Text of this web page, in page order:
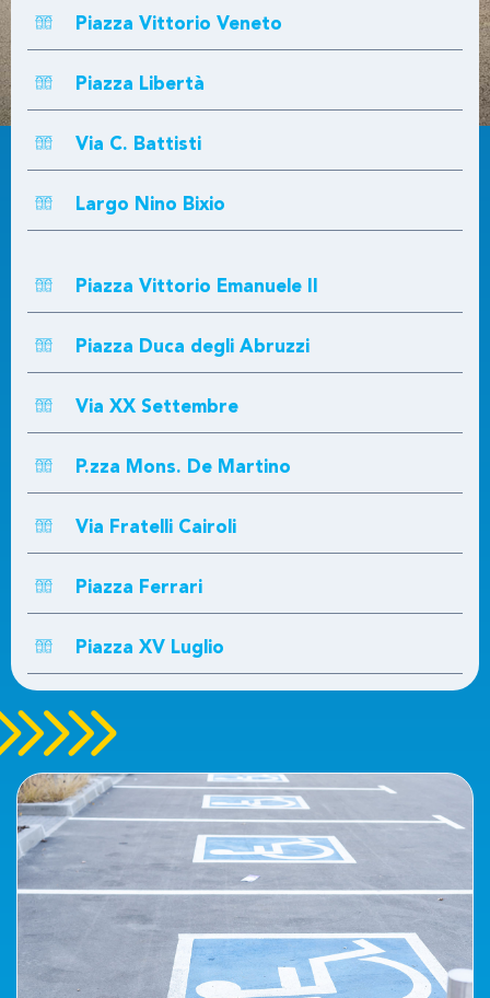
Piazza Vittorio Veneto
Piazza Libertà
Via C. Battisti
Largo Nino Bixio
Piazza Vittorio Emanuele II
Piazza Duca degli Abruzzi
Via XX Settembre
P.zza Mons. De Martino
Via Fratelli Cairoli
Piazza Ferrari
Piazza XV Luglio